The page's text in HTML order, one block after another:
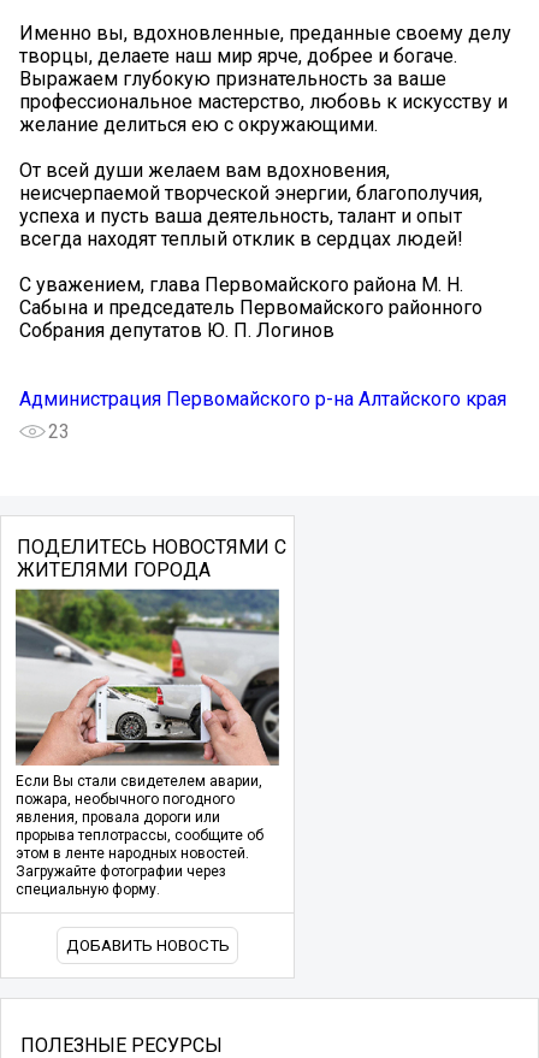
Именно вы, вдохновленные, преданные своему делу
творцы, делаете наш мир ярче, добрее и богаче.
Выражаем глубокую признательность за ваше
профессиональное мастерство, любовь к искусству и
желание делиться ею с окружающими.
От всей души желаем вам вдохновения,
неисчерпаемой творческой энергии, благополучия,
успеха и пусть ваша деятельность, талант и опыт
всегда находят теплый отклик в сердцах людей!
С уважением, глава Первомайского района М. Н.
Сабына и председатель Первомайского районного
Собрания депутатов Ю. П. Логинов
Администрация Первомайского р-на Алтайского края
23
ПОДЕЛИТЕСЬ НОВОСТЯМИ С
ЖИТЕЛЯМИ ГОРОДА
Если Вы стали свидетелем аварии,
пожара, необычного погодного
явления, провала дороги или
прорыва теплотрассы, сообщите об
этом в ленте народных новостей.
Загружайте фотографии через
специальную форму.
ДОБАВИТЬ НОВОСТЬ
ПОЛЕЗНЫЕ РЕСУРСЫ